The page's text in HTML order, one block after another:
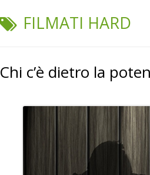
TAG:
FILMATI HARD
Chi c’è dietro la